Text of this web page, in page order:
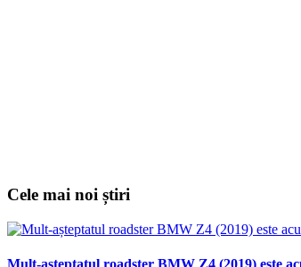
Cele mai noi știri